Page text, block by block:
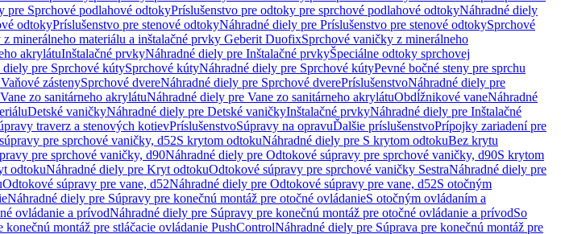
pre Sprchové podlahové odtokyPríslušenstvo pre odtoky pre sprchové podlahové odtokyNáhradné diely
odtokyPríslušenstvo pre stenové odtokyNáhradné diely pre Príslušenstvo pre stenové odtokySprchové
minerálneho materiálu a inštalačné prvky Geberit DuofixSprchové vaničky z minerálneho
akrylátuInštalačné prvkyNáhradné diely pre Inštalačné prvkyŠpeciálne odtoky sprchovej
diely pre Sprchové kútySprchové kútyNáhradné diely pre Sprchové kútyPevné bočné steny pre sprchu
zástenySprchové dvereNáhradné diely pre Sprchové dverePríslušenstvoNáhradné diely pre
Vane zo sanitárneho akrylátuNáhradné diely pre Vane zo sanitárneho akrylátuObdĺžnikové vaneNáhradné
Detské vaničkyNáhradné diely pre Detské vaničkyInštalačné prvkyNáhradné diely pre Inštalačné
traverz a stenových kotievPríslušenstvoSúpravy na opravuĎalšie príslušenstvoPrípojky zariadení pre
pre sprchové vaničky, d52S krytom odtokuNáhradné diely pre S krytom odtokuBez krytu
pre sprchové vaničky, d90Náhradné diely pre Odtokové súpravy pre sprchové vaničky, d90S krytom
odtokuNáhradné diely pre Kryt odtokuOdtokové súpravy pre sprchové vaničky SestraNáhradné diely pre
Odtokové súpravy pre vane, d52Náhradné diely pre Odtokové súpravy pre vane, d52S otočným
Náhradné diely pre Súpravy pre konečnú montáž pre otočné ovládanieS otočným ovládaním a
ovládanie a prívodNáhradné diely pre Súpravy pre konečnú montáž pre otočné ovládanie a prívodSo
konečnú montáž pre stláčacie ovládanie PushControlNáhradné diely pre Súprava pre konečnú montáž pre